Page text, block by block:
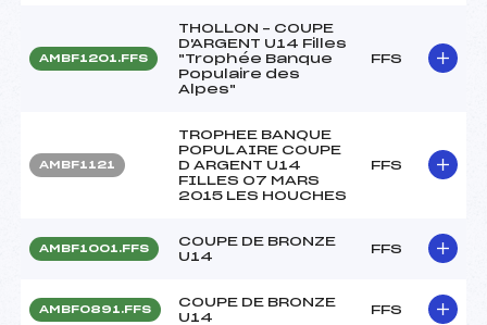
AMBF1201.FFS
THOLLON – COUPE
D'ARGENT U14 Filles
"Trophée Banque
Populaire des
Alpes"
FFS
AMBF1121
TROPHEE BANQUE
POPULAIRE COUPE
D ARGENT U14
FILLES 07 MARS
2015 LES HOUCHES
FFS
AMBF1001.FFS
COUPE DE BRONZE
U14
FFS
AMBF0891.FFS
COUPE DE BRONZE
U14
FFS